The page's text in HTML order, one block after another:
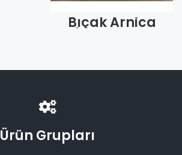
Bıçak Arnica
Shogun Uzun
Ürün Grupları